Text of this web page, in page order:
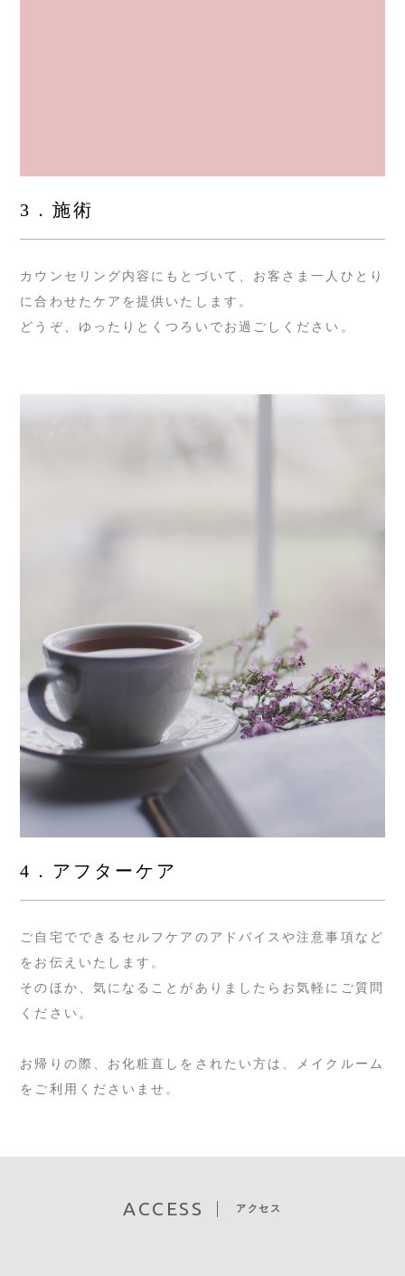
3．施術
カウンセリング内容にもとづいて、お客さま一人ひとり
に合わせたケアを提供いたします。
どうぞ、ゆったりとくつろいでお過ごしください。
4．アフターケア
ご自宅でできるセルフケアのアドバイスや注意事項など
をお伝えいたします。
そのほか、気になることがありましたらお気軽にご質問
ください。
お帰りの際、お化粧直しをされたい方は、メイクルーム
をご利用くださいませ。
ACCESS アクセス